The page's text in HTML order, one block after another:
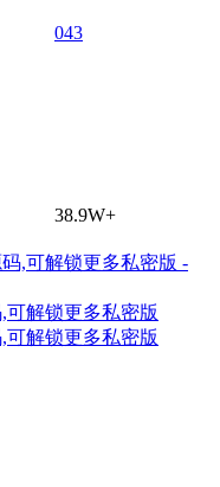
043
38.9W+
解锁更多私密版
解锁更多私密版